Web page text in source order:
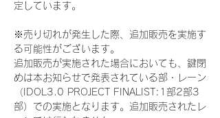
定しています。
※売り切れが発生した際、追加販売を実施す
る可能性がございます。
追加販売が実施された場合においても、鍵閉
めは本お知らせで発表されている部・レーン
（IDOL3.0 PROJECT FINALIST:1部2部3
部）での実施となります。追加販売されたレ